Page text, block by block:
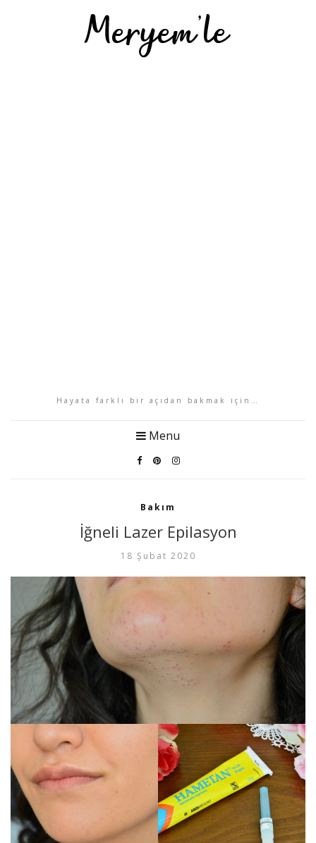
Hayata farklı bir açıdan bakmak için…
Menu
Bakım
İğneli Lazer Epilasyon
18 Şubat 2020